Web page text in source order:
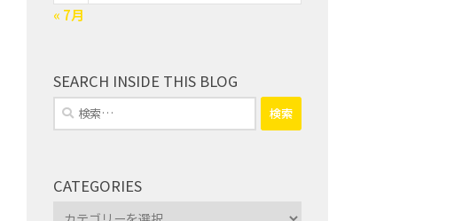
« 7月
SEARCH INSIDE THIS BLOG
検
索:
CATEGORIES
Categories